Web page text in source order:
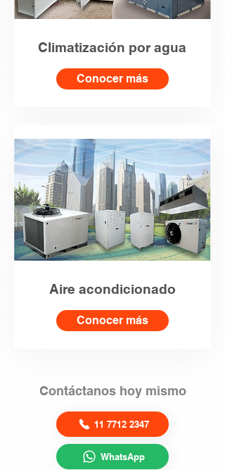
Climatización por agua
Conocer más
Aire acondicionado
Conocer más
Contáctanos hoy mismo
11 7712 2347
WhatsApp